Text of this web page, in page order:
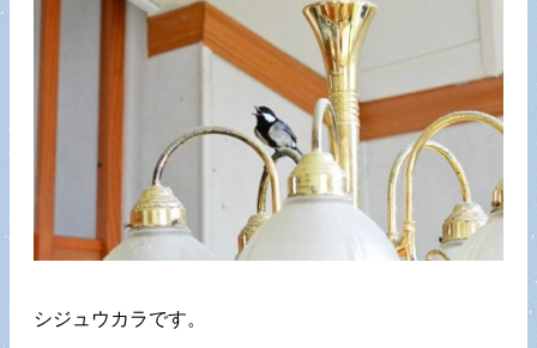
シジュウカラです。